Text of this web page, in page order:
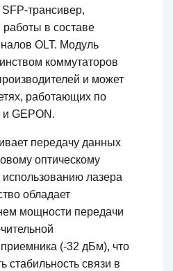
трансивер,
в составе
OLT. Модуль
коммутаторов
и может
работающих по
и GEPON.
передачу данных
оптическому
использованию лазера
обладает
мощности передачи
приемника (-32 дБм), что
стабильность связи в